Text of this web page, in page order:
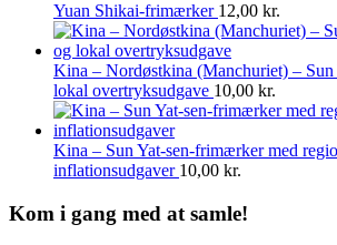
Yuan Shikai-frimærker 12,00 kr.
Kina – Nordøstkina (Manchuriet) –
lokal overtryksudgave 10,00 kr.
Kina – Sun Yat-sen-frimærker med
inflationsudgaver 10,00 kr.
Kom i gang med at samle!